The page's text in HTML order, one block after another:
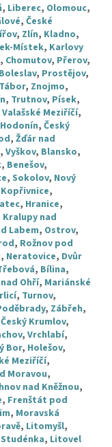
, Liberec, Olomouc,
, České
, Zlín, Kladno,
Místek, Karlovy
, Chomutov, Přerov,
, Prostějov,
Tábor, Znojmo,
, Trutnov, Písek,
Valašské Meziříčí,
Hodonín, Český
, Žďár nad
, Vyškov, Blansko,
, Benešov,
, Sokolov, Nový
Kopřivnice,
, Hranice,
Kralupy nad
Labem, Ostrov,
, Rožnov pod
, Neratovice, Dvůr
, Bílina,
Ohří, Mariánské
, Turnov,
, Zábřeh,
Český Krumlov,
, Vrchlabí,
Bor, Holešov,
Meziříčí,
Moravou,
nad Kněžnou,
, Frenštát pod
, Moravská
, Litomyšl,
Studénka, Litovel